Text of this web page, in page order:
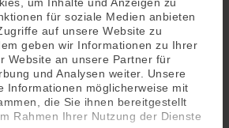
für soziale Medien anbieten
auf unsere Website zu
geben wir Informationen zu Ihrer
Website an unsere Partner für
und Analysen weiter. Unsere
Informationen möglicherweise mit
die Sie ihnen bereitgestellt
Rahmen Ihrer Nutzung der Dienste
integrierte Beleuchtung oder Heizstrahler
elegante Optik der Terrassen-Markisen
außergewöhnlichen Blickfang an Ihrer
über unsere Terrassen-Markisen »